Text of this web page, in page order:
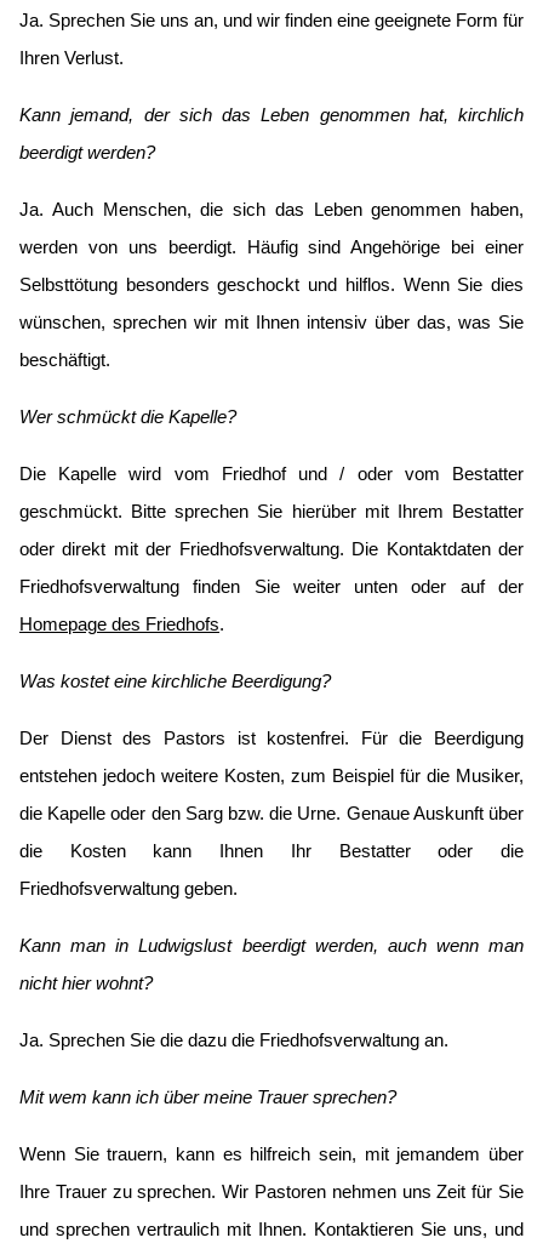
Ja. Sprechen Sie uns an, und wir finden eine geeignete Form für
Ihren Verlust.
Kann jemand, der sich das Leben genommen hat, kirchlich
beerdigt werden?
Ja. Auch Menschen, die sich das Leben genommen haben,
werden von uns beerdigt. Häufig sind Angehörige bei einer
Selbsttötung besonders geschockt und hilflos. Wenn Sie dies
wünschen, sprechen wir mit Ihnen intensiv über das, was Sie
beschäftigt.
Wer schmückt die Kapelle?
Die Kapelle wird vom Friedhof und / oder vom Bestatter
geschmückt. Bitte sprechen Sie hierüber mit Ihrem Bestatter
oder direkt mit der Friedhofsverwaltung. Die Kontaktdaten der
Friedhofsverwaltung finden Sie weiter unten oder auf der
Homepage des Friedhofs.
Was kostet eine kirchliche Beerdigung?
Der Dienst des Pastors ist kostenfrei. Für die Beerdigung
entstehen jedoch weitere Kosten, zum Beispiel für die Musiker,
die Kapelle oder den Sarg bzw. die Urne. Genaue Auskunft über
die Kosten kann Ihnen Ihr Bestatter oder die
Friedhofsverwaltung geben.
Kann man in Ludwigslust beerdigt werden, auch wenn man
nicht hier wohnt?
Ja. Sprechen Sie die dazu die Friedhofsverwaltung an.
Mit wem kann ich über meine Trauer sprechen?
Wenn Sie trauern, kann es hilfreich sein, mit jemandem über
Ihre Trauer zu sprechen. Wir Pastoren nehmen uns Zeit für Sie
und sprechen vertraulich mit Ihnen. Kontaktieren Sie uns, und